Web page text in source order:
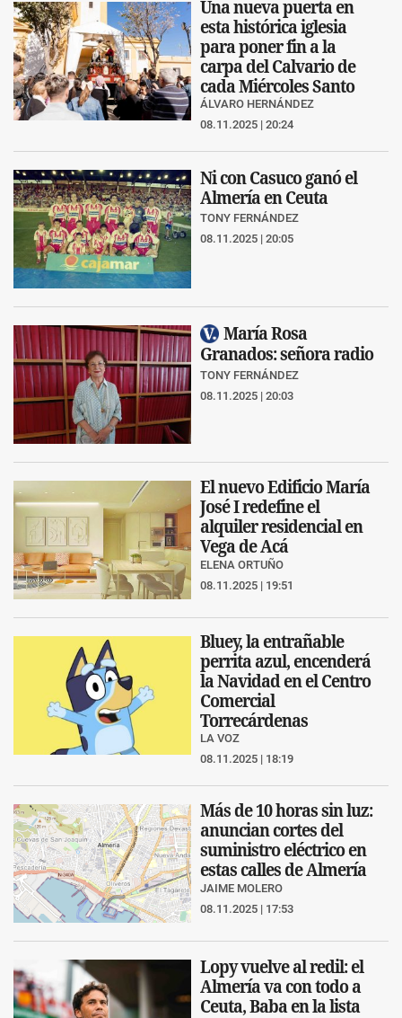
Una nueva puerta en
esta histórica iglesia
para poner fin a la
carpa del Calvario de
cada Miércoles Santo
ÁLVARO HERNÁNDEZ
08.11.2025 | 20:24
Ni con Casuco ganó el
Almería en Ceuta
TONY FERNÁNDEZ
08.11.2025 | 20:05
María Rosa
Granados: señora radio
TONY FERNÁNDEZ
08.11.2025 | 20:03
El nuevo Edificio María
José I redefine el
alquiler residencial en
Vega de Acá
ELENA ORTUÑO
08.11.2025 | 19:51
Bluey, la entrañable
perrita azul, encenderá
la Navidad en el Centro
Comercial
Torrecárdenas
LA VOZ
08.11.2025 | 18:19
Más de 10 horas sin luz:
anuncian cortes del
suministro eléctrico en
estas calles de Almería
JAIME MOLERO
08.11.2025 | 17:53
Lopy vuelve al redil: el
Almería va con todo a
Ceuta, Baba en la lista